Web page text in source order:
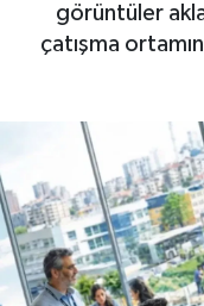
görüntüler
çatışma
SİYASET
SPOR
Son Dakika